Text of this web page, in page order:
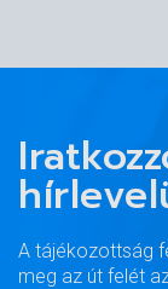
A tájékozottság
meg az út felét